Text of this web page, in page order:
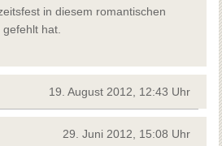
in diesem romantischen
hat.
19. August 2012, 12:43 Uhr
29. Juni 2012, 15:08 Uhr